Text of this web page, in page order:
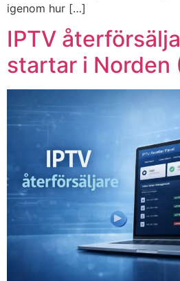
igenom hur […]
IPTV
startar i Norden